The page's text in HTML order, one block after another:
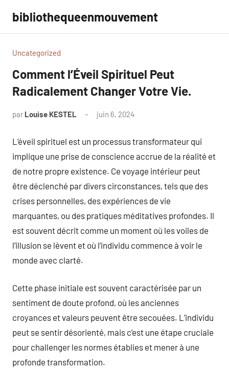
contenu
bibliothequeenmouvement
Uncategorized
Comment l’Éveil Spirituel Peut
Radicalement Changer Votre Vie.
par Louise KESTEL juin 6, 2024
L’éveil spirituel est un processus transformateur qui
implique une prise de conscience accrue de la réalité et
de notre propre existence. Ce voyage intérieur peut
être déclenché par divers circonstances, tels que des
crises personnelles, des expériences de vie
marquantes, ou des pratiques méditatives profondes. Il
est souvent décrit comme un moment où les voiles de
l’illusion se lèvent et où l’individu commence à voir le
monde avec clarté.
Cette phase initiale est souvent caractérisée par un
sentiment de doute profond, où les anciennes
croyances et valeurs peuvent être secouées. L’individu
peut se sentir désorienté, mais c’est une étape cruciale
pour challenger les normes établies et mener à une
profonde transformation.